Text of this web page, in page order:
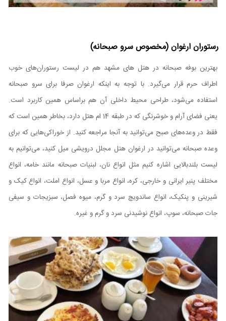
رستوران ارغوان (مخصوص سرو صبحانه)
بهترین بوفه صبحانه در هتل های مشهد هم در لیست رستوران‌های خوب
اطراف حرم قرار می‌گیرد. با توجه به اینکه ارغوان صرفا برای سرو صبحانه
استفاده می‌شود، طراحی محیط داخلی آن هم براساس همین کاربرد است.
یعنی فضای آرام و خوشرنگی که در طبقه 14 ام هتل دارد، بخاطر همین است که
فقط در وعده‌های صبح می‌توانید به آنجا مراجعه کنید. از خوراکی‌هایی که برای
وعده صبحانه می‌توانید در ارغوان هتل مجلل درویشی میل کنید، می‌توانیم به
لیست بلندبالایی اشاره کنیم مثل انواع نان، لبنیات صبحانه مانند خامه، انواع
مختلف پنیر ایرانی و خارجی، کره، انواع مربا و عسل، انواع املت، انواع کیک و
شیرینی و پنکیک، انواع ساندویچ سرد و گرم، میوه فصل، سبزیجات و سیفی‌
جات صبحانه، سوپ، انواع نوشیدنی سرد و گرم و غیره.